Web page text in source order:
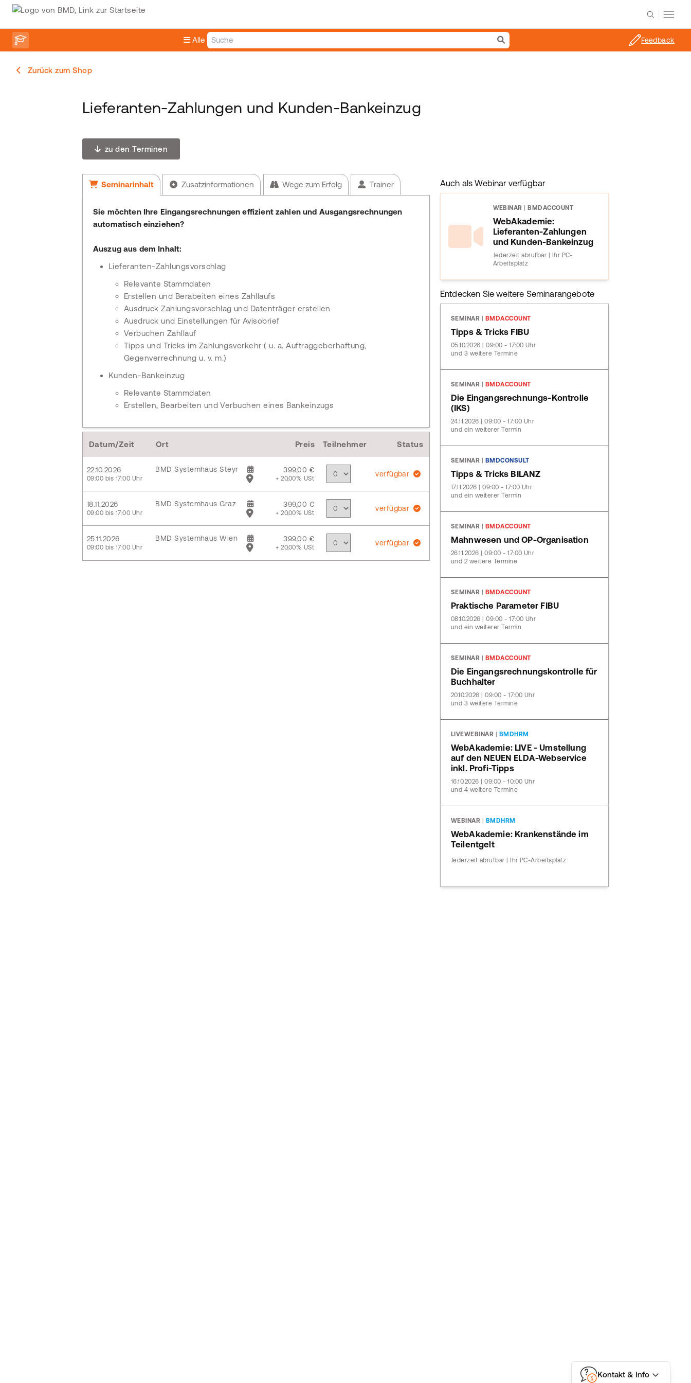
Alle Feedback
Kontakt & Info
Zurück zum Shop
Lieferanten-Zahlungen und Kunden-Bankeinzug
zu den Terminen
Seminarinhalt Zusatzinformationen Wege zum Erfolg Trainer
Sie möchten Ihre Eingangsrechnungen effizient zahlen und Ausgangsrechnungen
automatisch einziehen?
Auszug aus dem Inhalt:
Lieferanten-Zahlungsvorschlag
Relevante Stammdaten
Erstellen und Berabeiten eines Zahllaufs
Ausdruck Zahlungsvorschlag und Datenträger erstellen
Ausdruck und Einstellungen für Avisobrief
Verbuchen Zahllauf
Tipps und Tricks im Zahlungsverkehr ( u. a. Auftraggeberhaftung,
Gegenverrechnung u. v. m.)
Kunden-Bankeinzug
Relevante Stammdaten
Erstellen, Bearbeiten und Verbuchen eines Bankeinzugs
Datum/Zeit Ort Preis Teilnehmer Status
22.10.2026
09:00 bis 17:00 Uhr
BMD Systemhaus Steyr 399,00 €
+ 20,00% USt
verfügbar
18.11.2026
09:00 bis 17:00 Uhr
BMD Systemhaus Graz 399,00 €
+ 20,00% USt
verfügbar
25.11.2026
09:00 bis 17:00 Uhr
BMD Systemhaus Wien 399,00 €
+ 20,00% USt
verfügbar
Auch als Webinar verfügbar
WEBINAR BMDACCOUNT
WebAkademie:
Lieferanten-Zahlungen
und Kunden-Bankeinzug
Jederzeit abrufbar | Ihr PC-
Arbeitsplatz
Entdecken Sie weitere Seminarangebote
SEMINAR BMDACCOUNT
Tipps & Tricks FIBU
05.10.2026 | 09:00 - 17:00 Uhr
und 3 weitere Termine
SEMINAR BMDACCOUNT
Die Eingangsrechnungs-Kontrolle
(IKS)
24.11.2026 | 09:00 - 17:00 Uhr
und ein weiterer Termin
SEMINAR BMDCONSULT
Tipps & Tricks BILANZ
17.11.2026 | 09:00 - 17:00 Uhr
und ein weiterer Termin
SEMINAR BMDACCOUNT
Mahnwesen und OP-Organisation
26.11.2026 | 09:00 - 17:00 Uhr
und 2 weitere Termine
SEMINAR BMDACCOUNT
Praktische Parameter FIBU
08.10.2026 | 09:00 - 17:00 Uhr
und ein weiterer Termin
SEMINAR BMDACCOUNT
Die Eingangsrechnungskontrolle für
Buchhalter
20.10.2026 | 09:00 - 17:00 Uhr
und 3 weitere Termine
LIVEWEBINAR BMDHRM
WebAkademie: LIVE - Umstellung
auf den NEUEN ELDA-Webservice
inkl. Profi-Tipps
16.10.2026 | 09:00 - 10:00 Uhr
und 4 weitere Termine
WEBINAR BMDHRM
WebAkademie: Krankenstände im
Teilentgelt
Jederzeit abrufbar | Ihr PC-Arbeitsplatz